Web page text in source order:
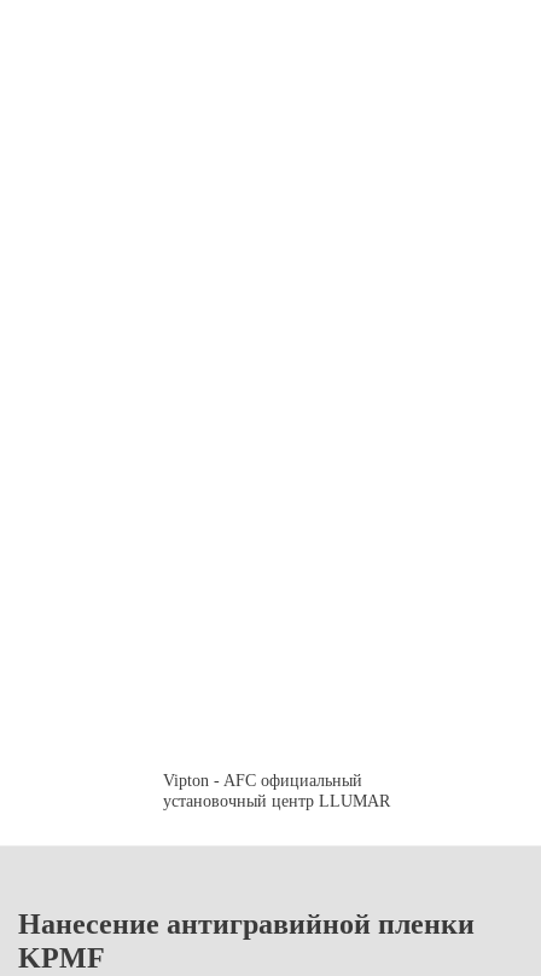
Vipton - AFC официальный
установочный центр LLUMAR
Нанесение антигравийной пленки
KPMF